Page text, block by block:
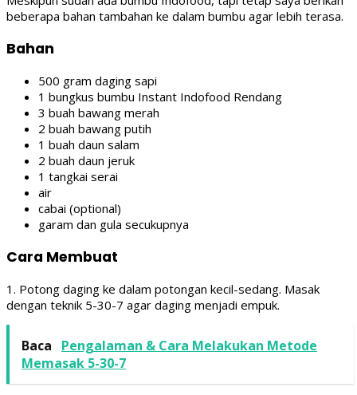
beberapa bahan tambahan ke dalam bumbu agar lebih terasa.
Bahan
500 gram daging sapi
1 bungkus bumbu Instant Indofood Rendang
3 buah bawang merah
2 buah bawang putih
1 buah daun salam
2 buah daun jeruk
1 tangkai serai
air
cabai (optional)
garam dan gula secukupnya
Cara Membuat
1. Potong daging ke dalam potongan kecil-sedang. Masak
dengan teknik 5-30-7 agar daging menjadi empuk.
Baca
Pengalaman & Cara Melakukan Metode
Memasak 5-30-7